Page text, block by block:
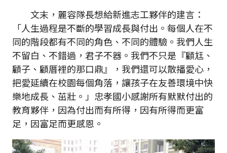
文末，麗容隊長想給新進志工夥伴的建言：
「人生過程是不斷的學習成長與付出。每個人在不
同的階段都有不同的角色、不同的體驗。我們人生
不留白、不錯過，君子不器。我們不只是『顧尪、
顧子、顧厝裡的那口鼎』，我們還可以散播愛心，
把愛延續在校園每個角落，讓孩子在友善環境中快
樂地成長、茁壯。」忠孝國小感謝所有默默付出的
教育夥伴，因為付出而有所得，因有所得而更富
足，因富足而更感恩。